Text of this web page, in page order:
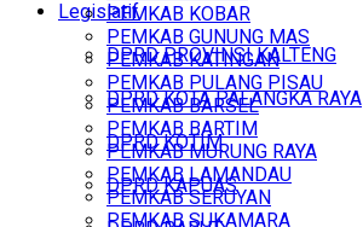
Legislatif
DPRD PROVINSI KALTENG
DPRD KOTA PALANGKA RAYA
DPRD KOTIM
DPRD KAPUAS
PEMKAB KOBAR
PEMKAB GUNUNG MAS
PEMKAB KATINGAN
PEMKAB PULANG PISAU
PEMKAB BARSEL
PEMKAB BARTIM
PEMKAB MURUNG RAYA
PEMKAB LAMANDAU
PEMKAB SERUYAN
PEMKAB SUKAMARA